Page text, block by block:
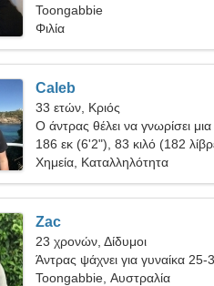
Toongabbie
Φιλία
Caleb
33 ετών, Κριός
Ο άντρας θέλει να γνωρίσει
186 εκ (6'2"), 83 κιλό (182
Χημεία, Καταλληλότητα
Zac
23 χρονών, Δίδυμοι
Άντρας ψάχνει για γυναίκα 25-
Toongabbie, Αυστραλία